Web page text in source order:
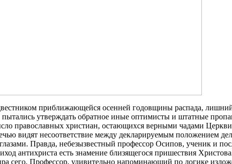
приближающейся осенней годовщины распада,
утверждать обратное иные оптимисты и штатные
православных христиан, остающихся верными чадами
видят несоответствие между декларируемым положением
Правда, небезызвестный профессор Осипов, ученик и
антихриста есть знамение близящегося пришествия
сего. Профессор, удивительно напоминающий по логике